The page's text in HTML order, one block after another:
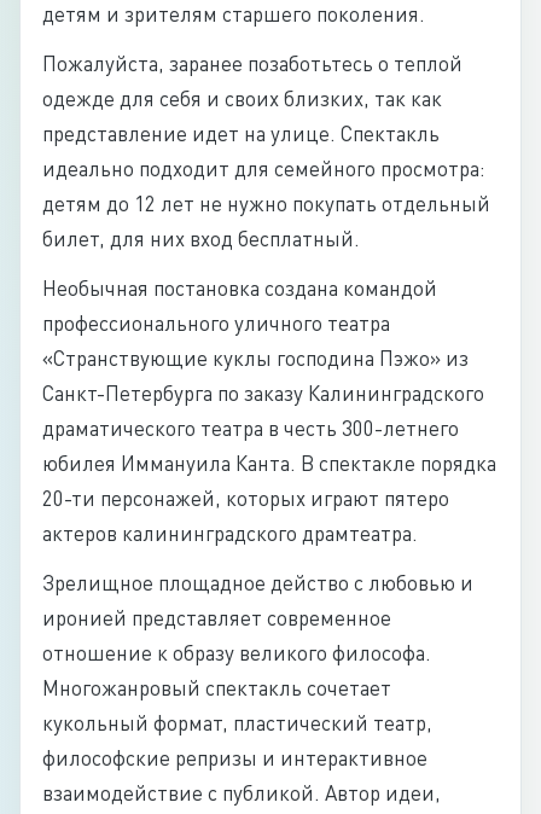
детям и зрителям старшего поколения.
Пожалуйста, заранее позаботьтесь о теплой
одежде для себя и своих близких, так как
представление идет на улице. Спектакль
идеально подходит для семейного просмотра:
детям до 12 лет не нужно покупать отдельный
билет, для них вход бесплатный.
Необычная постановка создана командой
профессионального уличного театра
«Странствующие куклы господина Пэжо» из
Санкт-Петербурга по заказу Калининградского
драматического театра в честь 300-летнего
юбилея Иммануила Канта. В спектакле порядка
20-ти персонажей, которых играют пятеро
актеров калининградского драмтеатра.
Зрелищное площадное действо с любовью и
иронией представляет современное
отношение к образу великого философа.
Многожанровый спектакль сочетает
кукольный формат, пластический театр,
философские репризы и интерактивное
взаимодействие с публикой. Автор идеи,